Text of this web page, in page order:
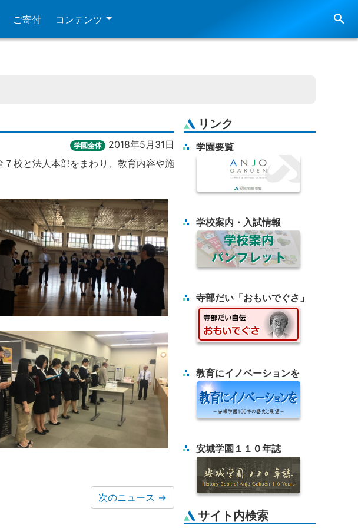
ご寄付 コンテンツ search
学園全体
2018年5月31日
校と法人本部をまわり、教育内容や施
次のニュース →
リンク
学園要覧
学校案内・入試情報
寺部だい「おもいでぐさ」
教育にイノベーションを
安城学園１１０年誌
サイト内検索